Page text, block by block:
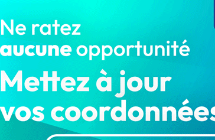
panafricaniste Béninois Kémi…
France : Le Premier Ministre Michel
Barnier dévoile son nouveau
gouvernement…
LA REDACTION Sep 21, 2024
1 179
International